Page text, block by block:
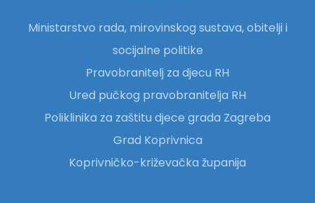
Ministarstvo rada, mirovinskog sustava, obitelji i
socijalne politike
Pravobranitelj za djecu RH
Ured pučkog pravobranitelja RH
Poliklinika za zaštitu djece grada Zagreba
Grad Koprivnica
Koprivničko-križevačka županija